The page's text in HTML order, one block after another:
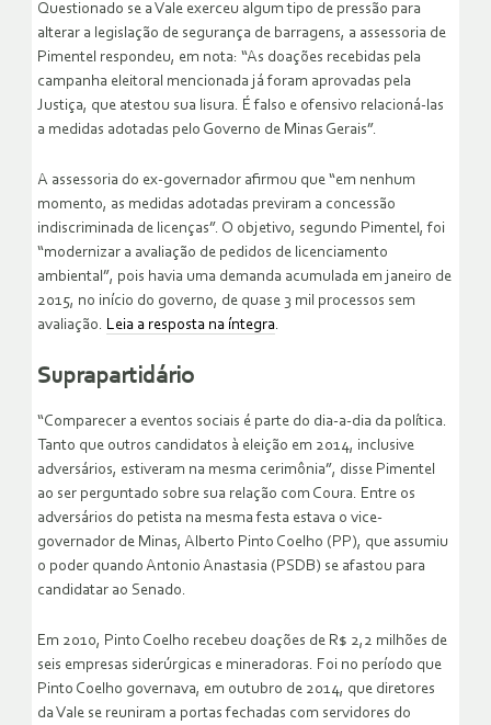
Questionado se a Vale exerceu algum tipo de pressão para
alterar a legislação de segurança de barragens, a assessoria de
Pimentel respondeu, em nota: “As doações recebidas pela
campanha eleitoral mencionada já foram aprovadas pela
Justiça, que atestou sua lisura. É falso e ofensivo relacioná-las
a medidas adotadas pelo Governo de Minas Gerais”.
A assessoria do ex-governador afirmou que “em nenhum
momento, as medidas adotadas previram a concessão
indiscriminada de licenças”. O objetivo, segundo Pimentel, foi
“modernizar a avaliação de pedidos de licenciamento
ambiental”, pois havia uma demanda acumulada em janeiro de
2015, no início do governo, de quase 3 mil processos sem
avaliação. Leia a resposta na íntegra.
Suprapartidário
“Comparecer a eventos sociais é parte do dia-a-dia da política.
Tanto que outros candidatos à eleição em 2014, inclusive
adversários, estiveram na mesma cerimônia”, disse Pimentel
ao ser perguntado sobre sua relação com Coura. Entre os
adversários do petista na mesma festa estava o vice-
governador de Minas, Alberto Pinto Coelho (PP), que assumiu
o poder quando Antonio Anastasia (PSDB) se afastou para
candidatar ao Senado.
Em 2010, Pinto Coelho recebeu doações de R$ 2,2 milhões de
seis empresas siderúrgicas e mineradoras. Foi no período que
Pinto Coelho governava, em outubro de 2014, que diretores
da Vale se reuniram a portas fechadas com servidores do